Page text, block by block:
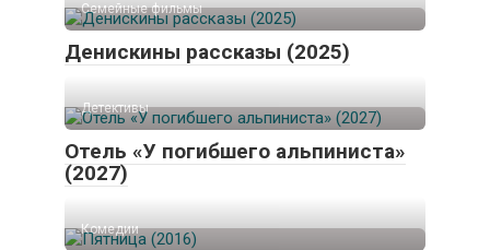
Семейные фильмы
Денискины рассказы (2025)
Детективы
Отель «У погибшего альпиниста»
(2027)
Комедии